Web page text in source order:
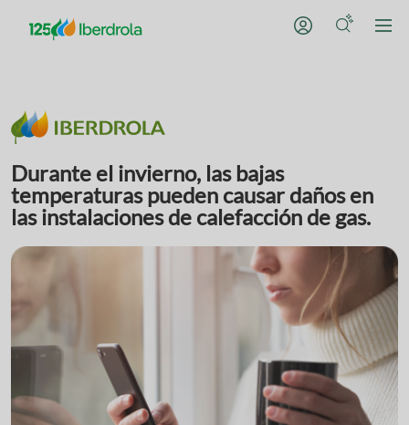
Durante el invierno, las bajas
temperaturas pueden causar daños en
las instalaciones de calefacción de gas.